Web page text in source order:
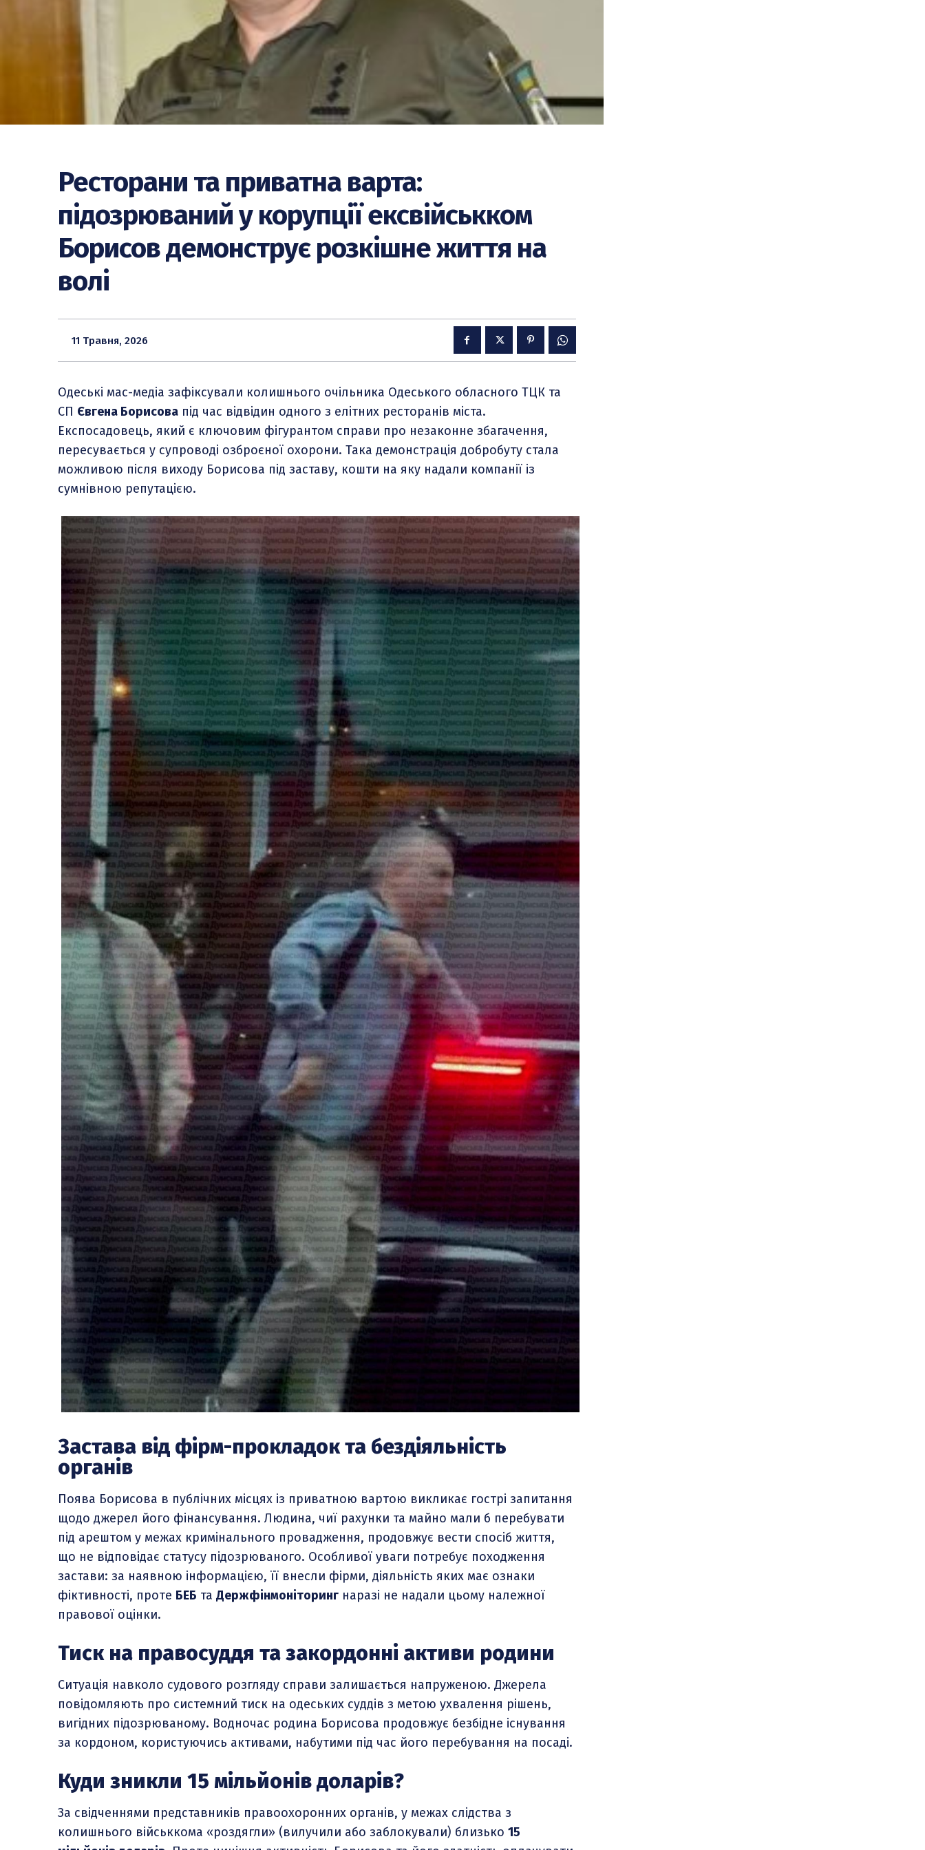
Ресторани та приватна варта:
підозрюваний у корупції ексвійськком
Борисов демонструє розкішне життя на
волі
11 Травня, 2026
Одеські мас-медіа зафіксували колишнього очільника Одеського обласного ТЦК та
СП Євгена Борисова під час відвідин одного з елітних ресторанів міста.
Експосадовець, який є ключовим фігурантом справи про незаконне збагачення,
пересувається у супроводі озброєної охорони. Така демонстрація добробуту стала
можливою після виходу Борисова під заставу, кошти на яку надали компанії із
сумнівною репутацією.
Застава від фірм-прокладок та бездіяльність
органів
Поява Борисова в публічних місцях із приватною вартою викликає гострі запитання
щодо джерел його фінансування. Людина, чиї рахунки та майно мали б перебувати
під арештом у межах кримінального провадження, продовжує вести спосіб життя,
що не відповідає статусу підозрюваного. Особливої уваги потребує походження
застави: за наявною інформацією, її внесли фірми, діяльність яких має ознаки
фіктивності, проте БЕБ та Держфінмоніторинг наразі не надали цьому належної
правової оцінки.
Тиск на правосуддя та закордонні активи родини
Ситуація навколо судового розгляду справи залишається напруженою. Джерела
повідомляють про системний тиск на одеських суддів з метою ухвалення рішень,
вигідних підозрюваному. Водночас родина Борисова продовжує безбідне існування
за кордоном, користуючись активами, набутими під час його перебування на посаді.
Куди зникли 15 мільйонів доларів?
За свідченнями представників правоохоронних органів, у межах слідства з
колишнього військкома «роздягли» (вилучили або заблокували) близько 15